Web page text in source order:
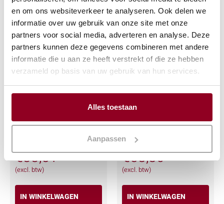
en om ons websiteverkeer te analyseren. Ook delen we
informatie over uw gebruik van onze site met onze
partners voor social media, adverteren en analyse. Deze
partners kunnen deze gegevens combineren met andere
informatie die u aan ze heeft verstrekt of die ze hebben
verzameld op basis van uw gebruik van hun services.
Alles toestaan
Aanpassen
Meer info
Statafel “Style” wit
€33,51
(excl. btw)
IN WINKELWAGEN
Statafel “Style” wit
180x80x110cm
€58,80
(excl. btw)
IN WINKELWAGEN